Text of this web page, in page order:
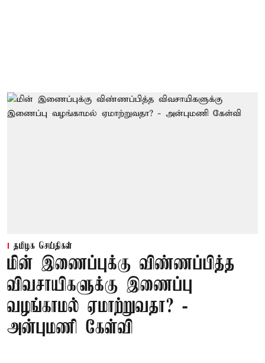
தமிழக செய்திகள்
மின் இணைப்புக்கு விண்ணப்பித்த
விவசாயிகளுக்கு இணைப்பு
வழங்காமல் ஏமாற்றுவதா? -
அன்புமணி கேள்வி